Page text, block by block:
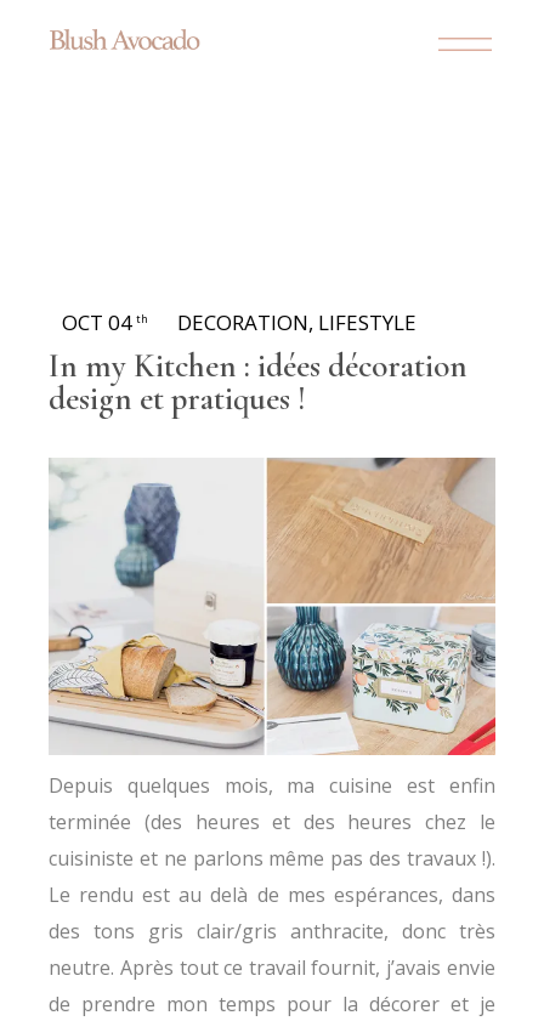
OCT 04 th DECORATION, LIFESTYLE
In my Kitchen : idées décoration
design et pratiques !
Depuis quelques mois, ma cuisine est enfin
terminée (des heures et des heures chez le
cuisiniste et ne parlons même pas des travaux !).
Le rendu est au delà de mes espérances, dans
des tons gris clair/gris anthracite, donc très
neutre. Après tout ce travail fournit, j’avais envie
de prendre mon temps pour la décorer et je